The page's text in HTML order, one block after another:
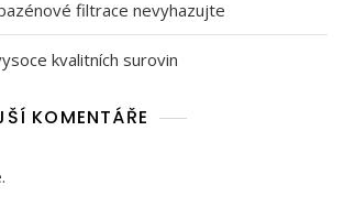
filtrace nevyhazujte
kvalitních surovin
KOMENTÁŘE